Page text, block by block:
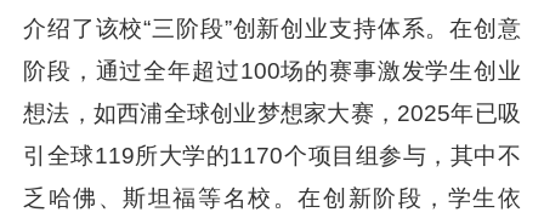
介绍了该校“三阶段”创新创业支持体系。在创意
阶段，通过全年超过100场的赛事激发学生创业
想法，如西浦全球创业梦想家大赛，2025年已吸
引全球119所大学的1170个项目组参与，其中不
乏哈佛、斯坦福等名校。在创新阶段，学生依